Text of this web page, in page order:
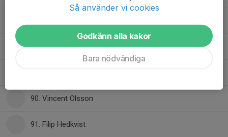
87. Max Engberg
90. Vincent Olsson
91. Filip Hedkvist
Så använder vi cookies
Godkänn alla kakor
Bara nödvändiga